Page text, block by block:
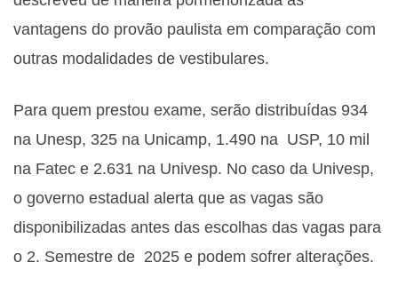
vantagens do provão paulista em comparação com
outras modalidades de vestibulares.
Para quem prestou exame, serão distribuídas 934
na Unesp, 325 na Unicamp, 1.490 na USP, 10 mil
na Fatec e 2.631 na Univesp. No caso da Univesp,
o governo estadual alerta que as vagas são
disponibilizadas antes das escolhas das vagas para
o 2. Semestre de 2025 e podem sofrer alterações.